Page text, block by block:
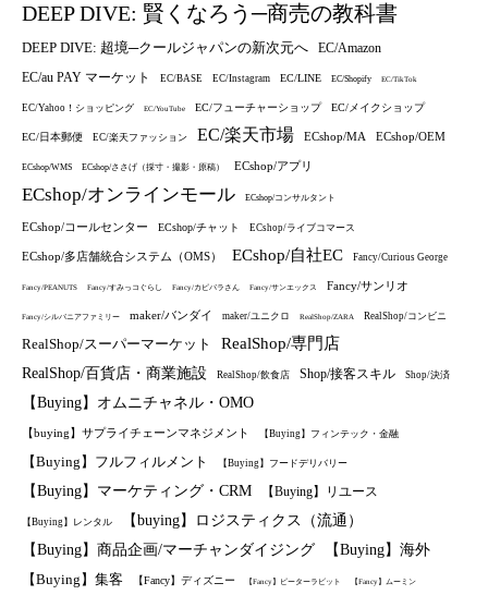
DEEP DIVE: 賢くなろう─商売の教科書
DEEP DIVE: 超境─クールジャパンの新次元へ EC/Amazon
EC/au PAY マーケット EC/BASE EC/Instagram EC/LINE EC/Shopify EC/TikTok
EC/Yahoo！ショッピング EC/YouTube EC/フューチャーショップ EC/メイクショップ
EC/日本郵便 EC/楽天ファッション EC/楽天市場 ECshop/MA ECshop/OEM
ECshop/WMS ECshop/ささげ（採寸・撮影・原稿） ECshop/アプリ
ECshop/オンラインモール ECshop/コンサルタント
ECshop/コールセンター ECshop/チャット ECshop/ライブコマース
ECshop/多店舗統合システム（OMS） ECshop/自社EC Fancy/Curious George
Fancy/PEANUTS Fancy/すみっコぐらし Fancy/カピバラさん Fancy/サンエックス Fancy/サンリオ
Fancy/シルバニアファミリー maker/バンダイ maker/ユニクロ RealShop/ZARA RealShop/コンビニ
RealShop/スーパーマーケット RealShop/専門店
RealShop/百貨店・商業施設 RealShop/飲食店 Shop/接客スキル Shop/決済
【Buying】オムニチャネル・OMO
【buying】サプライチェーンマネジメント 【Buying】フィンテック・金融
【Buying】フルフィルメント 【Buying】フードデリバリー
【Buying】マーケティング・CRM 【Buying】リユース
【Buying】レンタル
【buying】ロジスティクス（流通）
【Buying】商品企画/マーチャンダイジング
【Buying】海外
【Buying】集客
【Fancy】ディズニー 【Fancy】ピーターラビット 【Fancy】ムーミン